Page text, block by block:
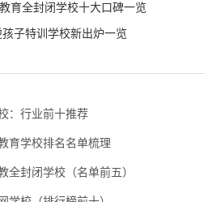
育全封闭学校十大口碑一览
子特训学校新出炉一览
：行业前十推荐
育学校排名名单梳理
全封闭学校（名单前五）